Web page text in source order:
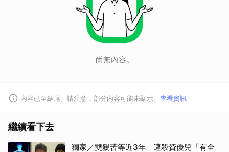
尚無內容。
內容已至結尾。請注意，部分內容可能未顯示。 查看資訊
繼續看下去
獨家／雙親苦等近3年 遭殺資優兒「有全